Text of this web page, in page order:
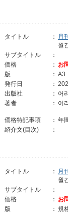
タイトル ：
月
월
サブタイトル
：
価格
： お
版
： A3
発行日
：
出版社
： 어
著者
： 어
価格特記事項 ： 年
紹介文(目次)
：
タイトル ：
月
월
サブタイトル
：
価格
： お
版
： 規